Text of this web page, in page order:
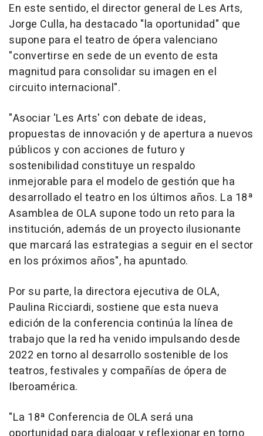
En este sentido, el director general de Les Arts,
Jorge Culla, ha destacado "la oportunidad" que
supone para el teatro de ópera valenciano
"convertirse en sede de un evento de esta
magnitud para consolidar su imagen en el
circuito internacional".
"Asociar 'Les Arts' con debate de ideas,
propuestas de innovación y de apertura a nuevos
públicos y con acciones de futuro y
sostenibilidad constituye un respaldo
inmejorable para el modelo de gestión que ha
desarrollado el teatro en los últimos años. La 18ª
Asamblea de OLA supone todo un reto para la
institución, además de un proyecto ilusionante
que marcará las estrategias a seguir en el sector
en los próximos años", ha apuntado.
Por su parte, la directora ejecutiva de OLA,
Paulina Ricciardi, sostiene que esta nueva
edición de la conferencia continúa la línea de
trabajo que la red ha venido impulsando desde
2022 en torno al desarrollo sostenible de los
teatros, festivales y compañías de ópera de
Iberoamérica.
"La 18ª Conferencia de OLA será una